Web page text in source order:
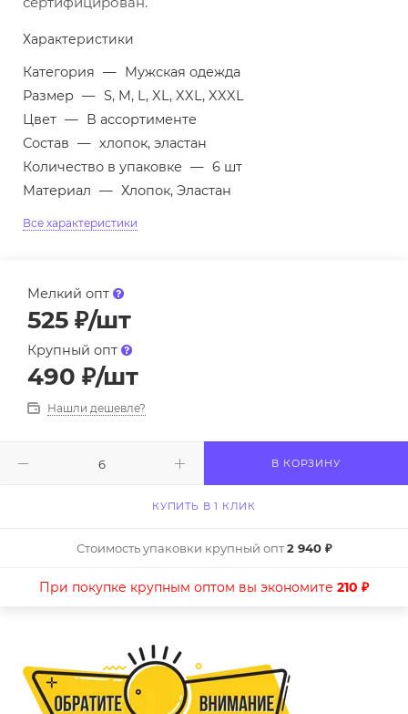
Характеристики
Категория — Мужская одежда
Размер — S, M, L, XL, XXL, XXXL
Цвет — В ассортименте
Состав — хлопок, эластан
Количество в упаковке — 6 шт
Материал — Хлопок, Эластан
Все характеристики
Мелкий опт
525 ₽/шт
Крупный опт
490 ₽/шт
Нашли дешевле?
В КОРЗИНУ
КУПИТЬ В 1 КЛИК
Стоимость упаковки крупный опт2 940 ₽
При покупке крупным оптом вы экономите 210 ₽